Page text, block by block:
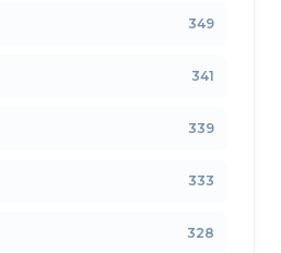
349
341
339
333
328